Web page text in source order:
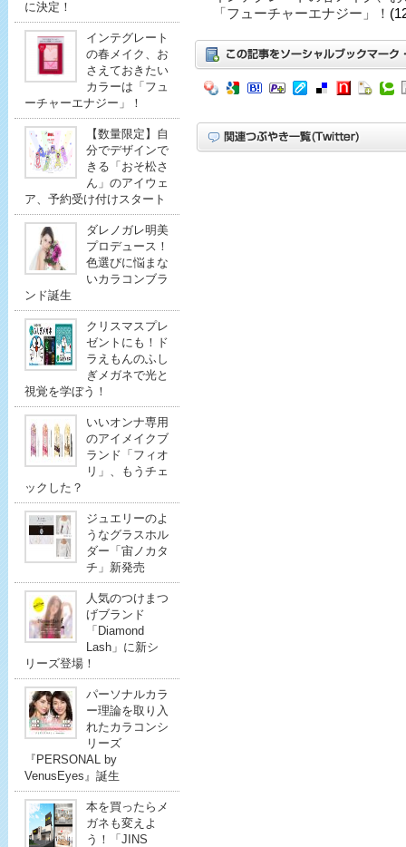
に決定！
インテグレート
の春メイク、お
さえておきたい
カラーは「フュ
ーチャーエナジー」！
【数量限定】自
分でデザインで
きる「おそ松さ
ん」のアイウェ
ア、予約受け付けスタート
ダレノガレ明美
プロデュース！
色選びに悩まな
いカラコンブラ
ンド誕生
クリスマスプレ
ゼントにも！ド
ラえもんのふし
ぎメガネで光と
視覚を学ぼう！
いいオンナ専用
のアイメイクブ
ランド「フィオ
リ」、もうチェ
ックした？
ジュエリーのよ
うなグラスホル
ダー「宙ノカタ
チ」新発売
人気のつけまつ
げブランド
「Diamond
Lash」に新シ
リーズ登場！
パーソナルカラ
ー理論を取り入
れたカラコンシ
リーズ
『PERSONAL by
VenusEyes』誕生
本を買ったらメ
ガネも変えよ
う！「JINS
「フューチャーエナジー」！